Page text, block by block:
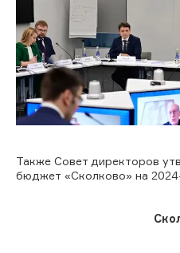
Также Совет директоров
бюджет «Сколково» на